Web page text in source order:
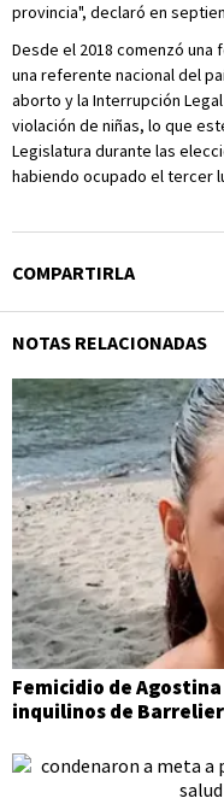
provincia", declaró en
Desde el 2018 comenzó una
una referente nacional del
aborto y la Interrupción
violación de niñas, lo que
Legislatura durante las
habiendo ocupado el tercer
COMPARTIRLA
NOTAS RELACIONADAS
Femicidio de
inquilinos de Barrelier